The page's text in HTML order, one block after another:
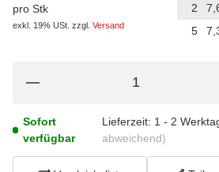
pro Stk
exkl. 19% USt. zzgl. Versand
2
5
Sofort
verfügbar
Lieferzeit: 1 - 2
abweichend)